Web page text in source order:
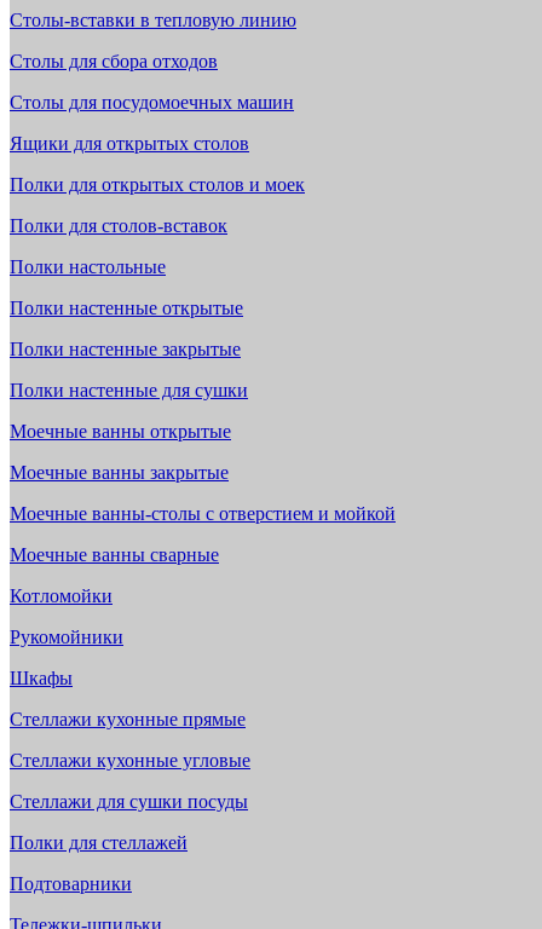
Столы-вставки в тепловую линию
Столы для сбора отходов
Столы для посудомоечных машин
Ящики для открытых столов
Полки для открытых столов и моек
Полки для столов-вставок
Полки настольные
Полки настенные открытые
Полки настенные закрытые
Полки настенные для сушки
Моечные ванны открытые
Моечные ванны закрытые
Моечные ванны-столы с отверстием и мойкой
Моечные ванны сварные
Котломойки
Рукомойники
Шкафы
Стеллажи кухонные прямые
Стеллажи кухонные угловые
Стеллажи для сушки посуды
Полки для стеллажей
Подтоварники
Тележки-шпильки